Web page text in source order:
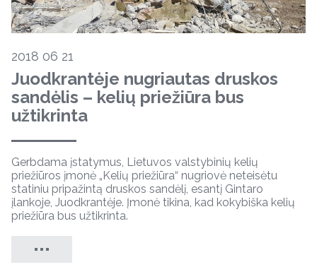
2018 06 21
Juodkrantėje nugriautas druskos
sandėlis – kelių priežiūra bus
užtikrinta
Gerbdama įstatymus, Lietuvos valstybinių kelių
priežiūros įmonė „Kelių priežiūra“ nugriovė neteisėtu
statiniu pripažintą druskos sandėlį, esantį Gintaro
įlankoje, Juodkrantėje. Įmonė tikina, kad kokybiška kelių
priežiūra bus užtikrinta.